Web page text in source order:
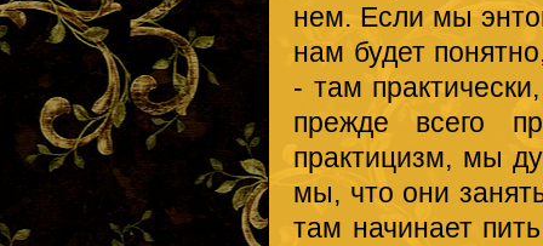
нем. Если мы
нам будет
- там
прежде всего
практицизм, мы
мы, что они
там начинает